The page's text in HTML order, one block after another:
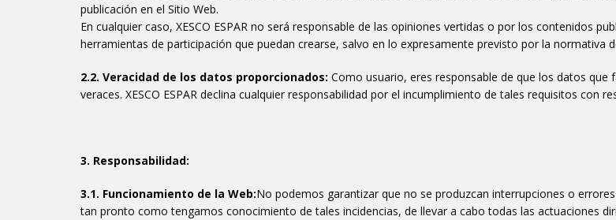
publicación en el Sitio Web.
En cualquier caso, XESCO ESPAR no será responsable de las opiniones vertidas o por los contenidos
herramientas de participación que puedan crearse, salvo en lo expresamente previsto por la normativa
2.2. Veracidad de los datos proporcionados: Como usuario, eres responsable de que los datos
veraces. XESCO ESPAR declina cualquier responsabilidad por el incumplimiento de tales requisitos con
3. Responsabilidad:
3.1. Funcionamiento de la Web:No podemos garantizar que no se produzcan interrupciones o
tan pronto como tengamos conocimiento de tales incidencias, de llevar a cabo todas las actuaciones